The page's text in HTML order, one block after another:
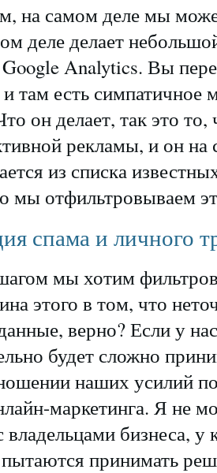
на самом деле мы
деле делает
Analytics. Вы
там есть симпатичное
он делает, так это то,
рекламы, и он на
из списка
мы отфильтровываем
спама и личного
мы хотим
этого в том, что
верно? Если у
будет сложно
наших усилий
маркетинга. Я не
владельцами бизнеса,
принимать